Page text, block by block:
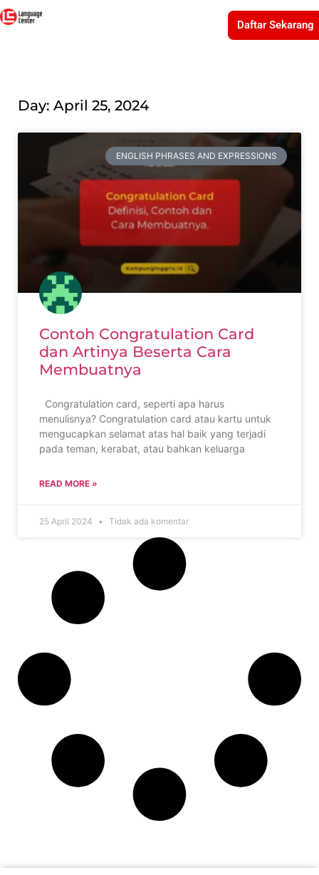
Daftar Sekarang
Day: April 25, 2024
ENGLISH PHRASES AND EXPRESSIONS
Contoh Congratulation Card
dan Artinya Beserta Cara
Membuatnya
Congratulation card, seperti apa harus
menulisnya? Congratulation card atau kartu untuk
mengucapkan selamat atas hal baik yang terjadi
pada teman, kerabat, atau bahkan keluarga
READ MORE »
25 April 2024 Tidak ada komentar